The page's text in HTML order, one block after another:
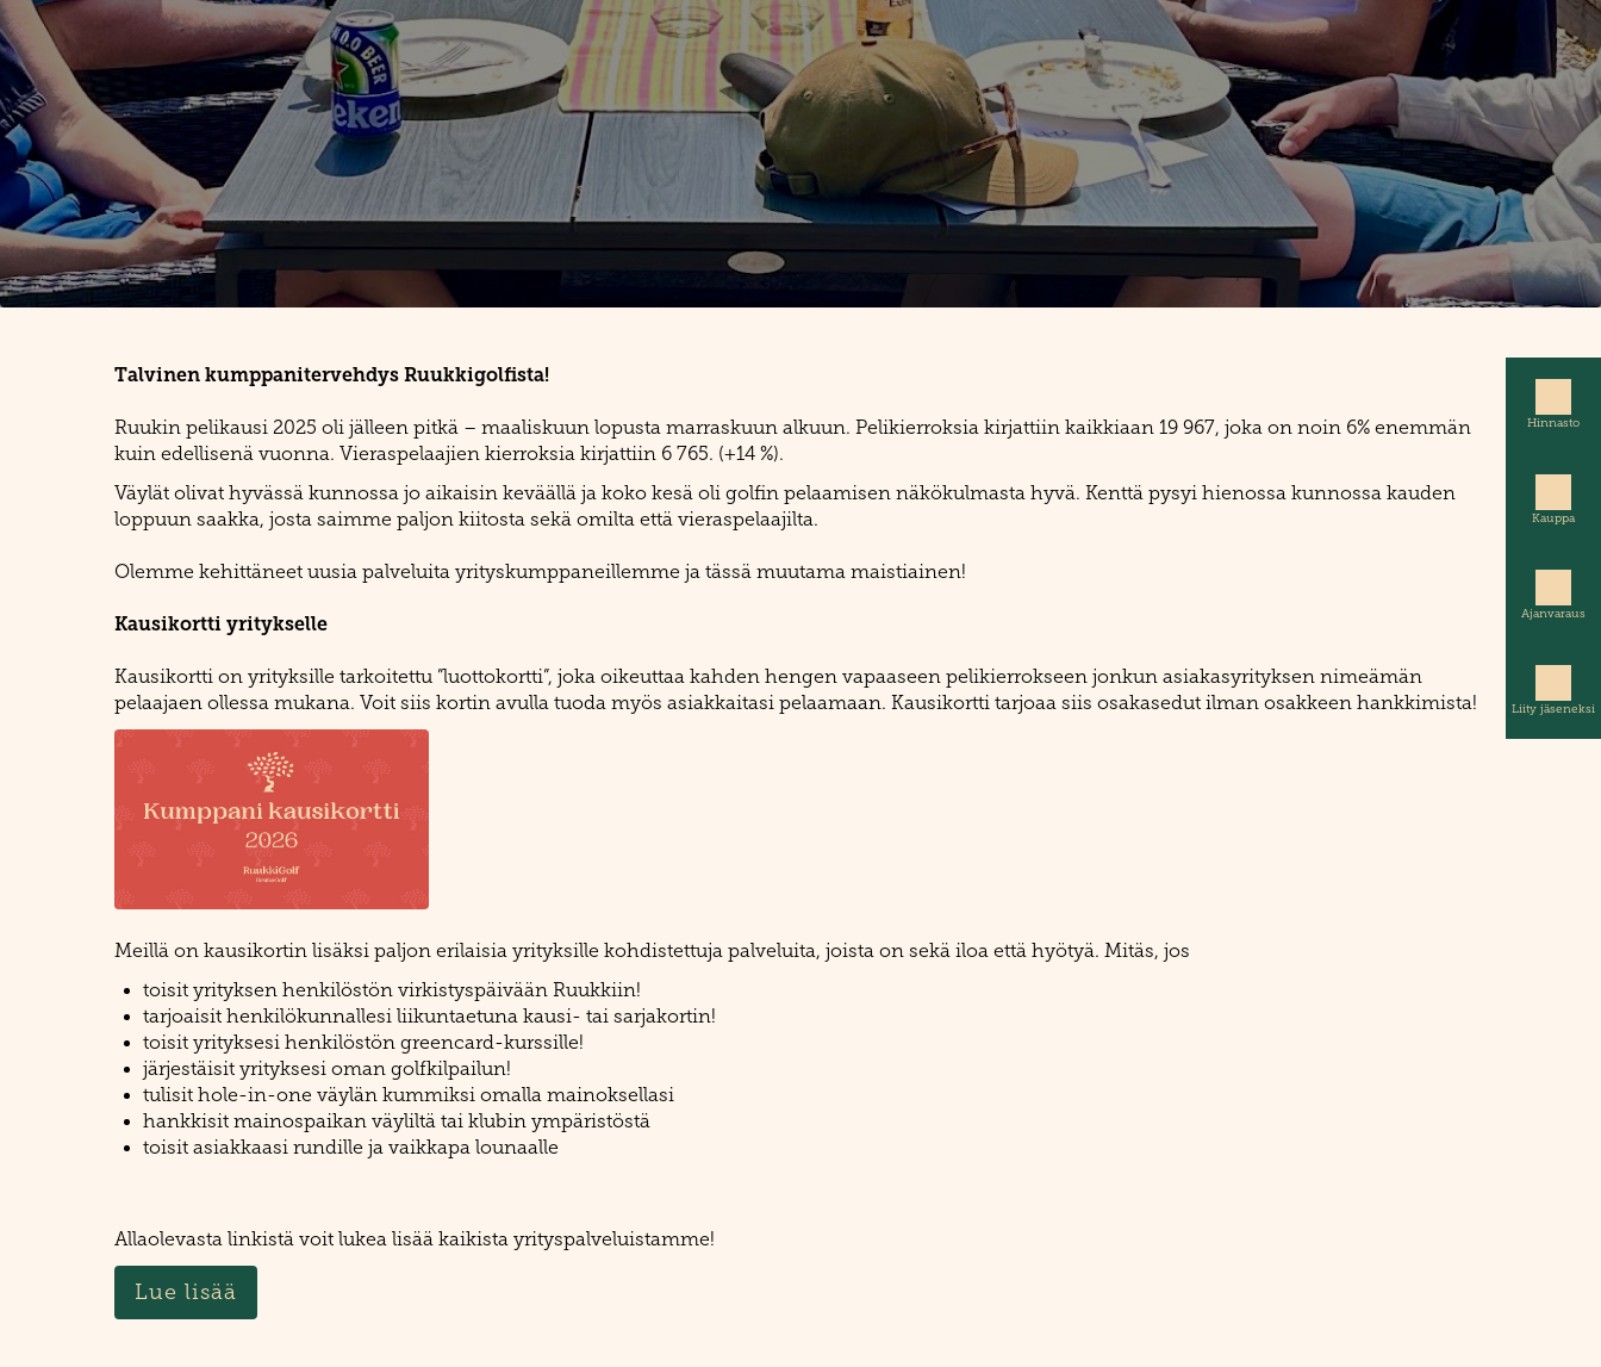
Hinnasto
Kauppa
Ajanvaraus
Liity jäseneksi
Talvinen kumppanitervehdys Ruukkigolfista!
Ruukin pelikausi 2025 oli jälleen pitkä – maaliskuun lopusta marraskuun alkuun. Pelikierroksia kirjattiin kaikkiaan 19 967, joka on noin 6% enemmän
kuin edellisenä vuonna. Vieraspelaajien kierroksia kirjattiin 6 765. (+14 %).
Väylät olivat hyvässä kunnossa jo aikaisin keväällä ja koko kesä oli golfin pelaamisen näkökulmasta hyvä. Kenttä pysyi hienossa kunnossa kauden
loppuun saakka, josta saimme paljon kiitosta sekä omilta että vieraspelaajilta.
Olemme kehittäneet uusia palveluita yrityskumppaneillemme ja tässä muutama maistiainen!
Kausikortti yritykselle
Kausikortti on yrityksille tarkoitettu ”luottokortti”, joka oikeuttaa kahden hengen vapaaseen pelikierrokseen jonkun asiakasyrityksen nimeämän
pelaajaen ollessa mukana. Voit siis kortin avulla tuoda myös asiakkaitasi pelaamaan. Kausikortti tarjoaa siis osakasedut ilman osakkeen hankkimista!
Meillä on kausikortin lisäksi paljon erilaisia yrityksille kohdistettuja palveluita, joista on sekä iloa että hyötyä. Mitäs, jos
toisit yrityksen henkilöstön virkistyspäivään Ruukkiin!
tarjoaisit henkilökunnallesi liikuntaetuna kausi- tai sarjakortin!
toisit yrityksesi henkilöstön greencard-kurssille!
järjestäisit yrityksesi oman golfkilpailun!
tulisit hole-in-one väylän kummiksi omalla mainoksellasi
hankkisit mainospaikan väyliltä tai klubin ympäristöstä
toisit asiakkaasi rundille ja vaikkapa lounaalle
Allaolevasta linkistä voit lukea lisää kaikista yrityspalveluistamme!
Lue lisää